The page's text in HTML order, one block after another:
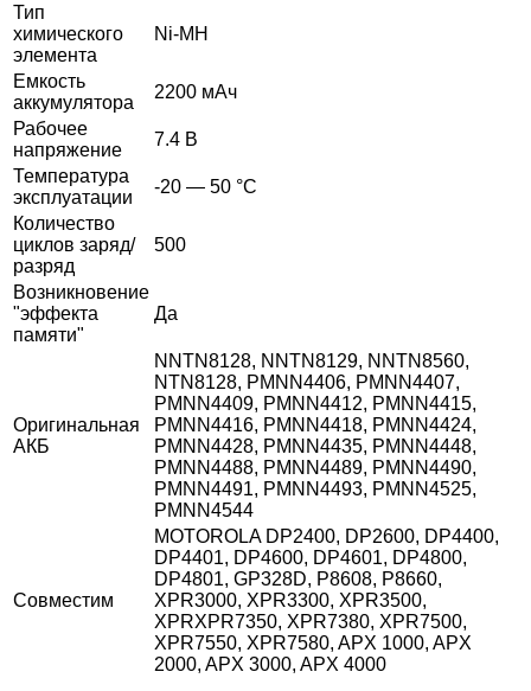
Тип
химического
элемента
Ni-MH
Емкость
аккумулятора
2200 мАч
Рабочее
напряжение
7.4 В
Температура
эксплуатации
-20 — 50 °C
Количество
циклов заряд/
разряд
500
Возникновение
"эффекта
памяти"
Да
Оригинальная
АКБ
NNTN8128, NNTN8129, NNTN8560,
NTN8128, PMNN4406, PMNN4407,
PMNN4409, PMNN4412, PMNN4415,
PMNN4416, PMNN4418, PMNN4424,
PMNN4428, PMNN4435, PMNN4448,
PMNN4488, PMNN4489, PMNN4490,
PMNN4491, PMNN4493, PMNN4525,
PMNN4544
Совместим
MOTOROLA DP2400, DP2600, DP4400,
DP4401, DP4600, DP4601, DP4800,
DP4801, GP328D, P8608, P8660,
XPR3000, XPR3300, XPR3500,
XPRXPR7350, XPR7380, XPR7500,
XPR7550, XPR7580, APX 1000, APX
2000, APX 3000, APX 4000